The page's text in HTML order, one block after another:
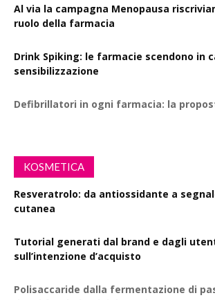
Al via la campagna Menopausa
ruolo della farmacia
Drink Spiking: le farmacie scendono in
sensibilizzazione
Defibrillatori in ogni farmacia: la
KOSMETICA
Resveratrolo: da antiossidante a
cutanea
Tutorial generati dal brand e dagli
sull’intenzione d’acquisto
Polisaccaride dalla fermentazione di